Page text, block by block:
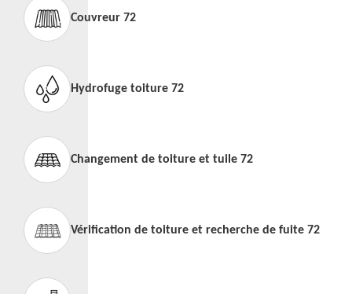
Couvreur 72
Hydrofuge toiture 72
Changement de toiture et tuile 72
Vérification de toiture et recherche de fuite 72